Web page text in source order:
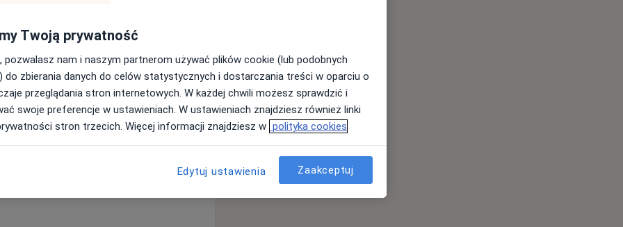
w Łodzi na kierunku lekarsko-
stomatologią ogólną,
endodoncją oraz protetyką.
w licznych kursach
przyjazną relację z pacjentem, aby
Cechuje mnie dokładność
Twoją prywatność
pozwalasz nam i naszym partnerom używać plików cookie (lub podobnych
do zbierania danych do celów statystycznych i dostarczania treści w oparciu o
przeglądania stron internetowych. W każdej chwili możesz sprawdzić i
swoje preferencje w ustawieniach. W ustawieniach znajdziesz również linki
stron trzecich. Więcej informacji znajdziesz w polityka cookies
Edytuj ustawienia Zaakceptuj